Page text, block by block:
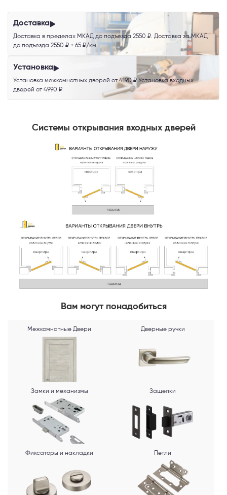
Доставка
Доставка в пределах МКАД до подъезда 2550 ₽. Доставка за МКАД
до подъезда 2550 ₽ + 65 ₽/км.
Установка
Установка межкомнатных дверей от 4190 ₽ Установка входных
дверей от 4990 ₽
Системы открывания входных дверей
Вам могут понадобиться
Межкомнатные Двери Дверные ручки
Замки и механизмы Защелки
Фиксаторы и накладки Петли
Телефон
Перезвонить
Telegram
Я согласен сПолитикой конфиденциальностии даюсогласие на